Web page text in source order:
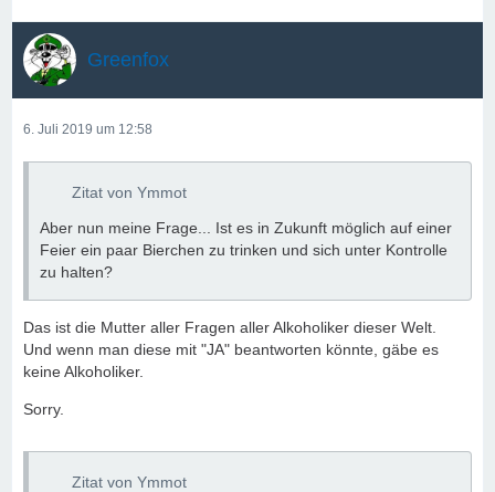
Greenfox
6. Juli 2019 um 12:58
Zitat von Ymmot
Aber nun meine Frage... Ist es in Zukunft möglich auf einer
Feier ein paar Bierchen zu trinken und sich unter Kontrolle
zu halten?
Das ist die Mutter aller Fragen aller Alkoholiker dieser Welt.
Und wenn man diese mit "JA" beantworten könnte, gäbe es
keine Alkoholiker.
Sorry.
Zitat von Ymmot